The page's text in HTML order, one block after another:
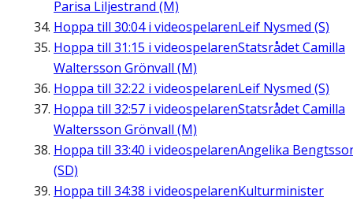
Parisa Liljestrand (M)
Hoppa till 30:04i videospelarenLeif Nysmed (S)
Hoppa till 31:15 i videospelarenStatsrådet Camilla
Waltersson Grönvall (M)
Hoppa till 32:22 i videospelarenLeif Nysmed (S)
Hoppa till 32:57 i videospelarenStatsrådet Camilla
Waltersson Grönvall (M)
Hoppa till 33:40 i videospelarenAngelika
(SD)
Hoppa till 34:38 i videospelarenKulturminister